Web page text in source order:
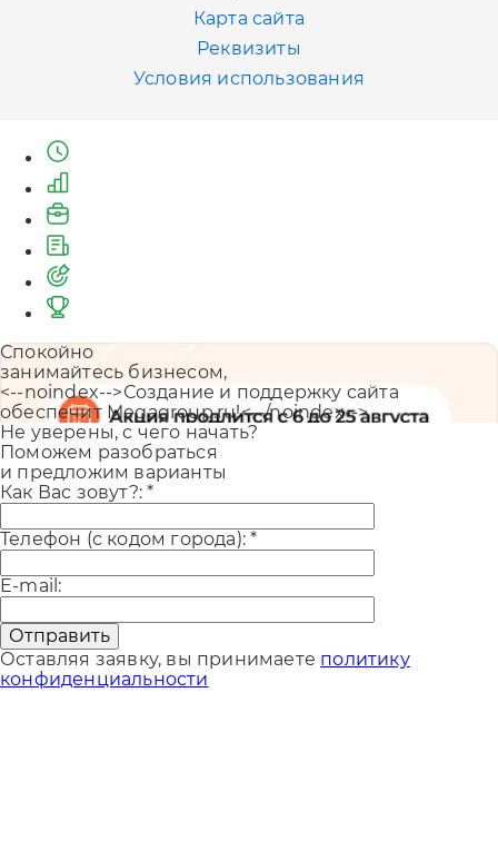
Карта сайта
Реквизиты
Условия использования
+7 (843) 202-41-47
+7 (343) 226-06-71
Спокойно
занимайтесь бизнесом,
<--noindex-->Создание и поддержку сайта
обеспечит Megagroup.ru!<--/noindex-->
Не уверены, с чего начать?
Поможем разобраться
и предложим варианты
Как Вас зовут?:*
Телефон (с кодом города):*
E-mail:
Отправить
Оставляя заявку, вы принимаете политику
конфиденциальности